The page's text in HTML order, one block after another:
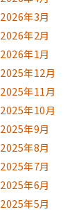
2026年3月
2026年2月
2026年1月
2025年12月
2025年11月
2025年10月
2025年9月
2025年8月
2025年7月
2025年6月
2025年5月